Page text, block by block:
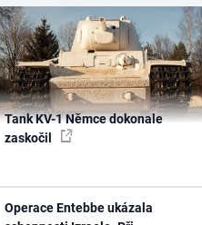
Tank KV-1 Němce dokonale
zaskočil
Operace Entebbe ukázala